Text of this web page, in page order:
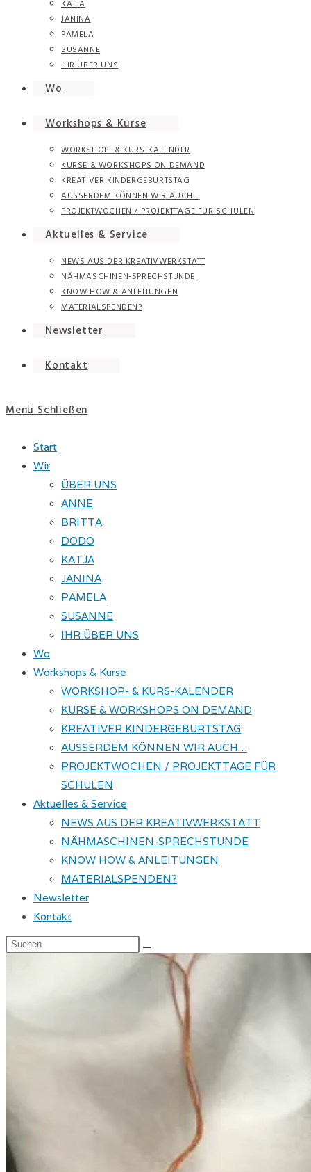
KATJA
JANINA
PAMELA
SUSANNE
IHR ÜBER UNS
Wo
Workshops & Kurse
WORKSHOP- & KURS-KALENDER
KURSE & WORKSHOPS ON DEMAND
KREATIVER KINDERGEBURTSTAG
AUSSERDEM KÖNNEN WIR AUCH…
PROJEKTWOCHEN / PROJEKTTAGE FÜR SCHULEN
Aktuelles & Service
NEWS AUS DER KREATIVWERKSTATT
NÄHMASCHINEN-SPRECHSTUNDE
KNOW HOW & ANLEITUNGEN
MATERIALSPENDEN?
Newsletter
Kontakt
Menü Schließen
Start
Wir
ÜBER UNS
ANNE
BRITTA
DODO
KATJA
JANINA
PAMELA
SUSANNE
IHR ÜBER UNS
Wo
Workshops & Kurse
WORKSHOP- & KURS-KALENDER
KURSE & WORKSHOPS ON DEMAND
KREATIVER KINDERGEBURTSTAG
AUSSERDEM KÖNNEN WIR AUCH…
PROJEKTWOCHEN / PROJEKTTAGE FÜR
SCHULEN
Aktuelles & Service
NEWS AUS DER KREATIVWERKSTATT
NÄHMASCHINEN-SPRECHSTUNDE
KNOW HOW & ANLEITUNGEN
MATERIALSPENDEN?
Newsletter
Kontakt